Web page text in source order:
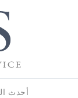
أحدث